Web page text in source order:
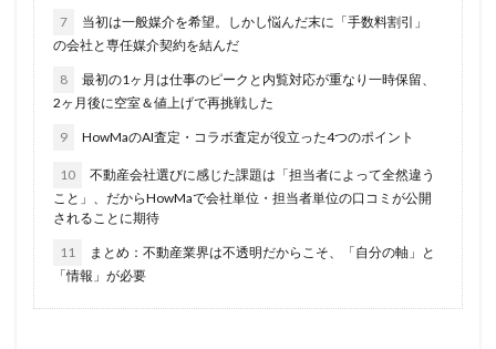
7
当初は一般媒介を希望。しかし悩んだ末に「手数料割引」
の会社と専任媒介契約を結んだ
8
最初の1ヶ月は仕事のピークと内覧対応が重なり一時保留、
2ヶ月後に空室＆値上げで再挑戦した
9 HowMaのAI査定・コラボ査定が役立った4つのポイント
10
不動産会社選びに感じた課題は「担当者によって全然違う
こと」、だからHowMaで会社単位・担当者単位の口コミが公開
されることに期待
11
まとめ：不動産業界は不透明だからこそ、「自分の軸」と
「情報」が必要